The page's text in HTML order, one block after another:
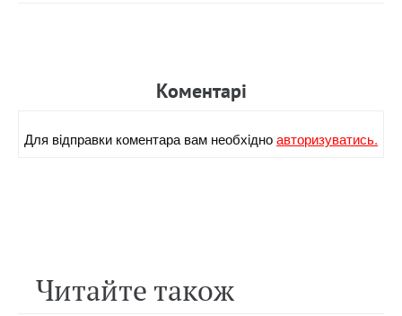
Коментарi
Для вiдправки коментара вам необхiдноавторизуватись.
Читайте також